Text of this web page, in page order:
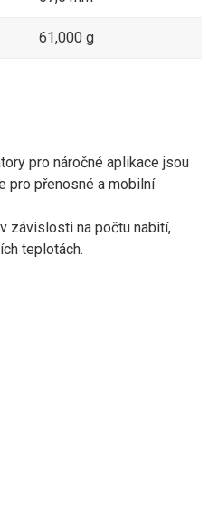
61,000 g
pro náročné aplikace jsou
pro přenosné a mobilní
závislosti na počtu nabití,
teplotách.